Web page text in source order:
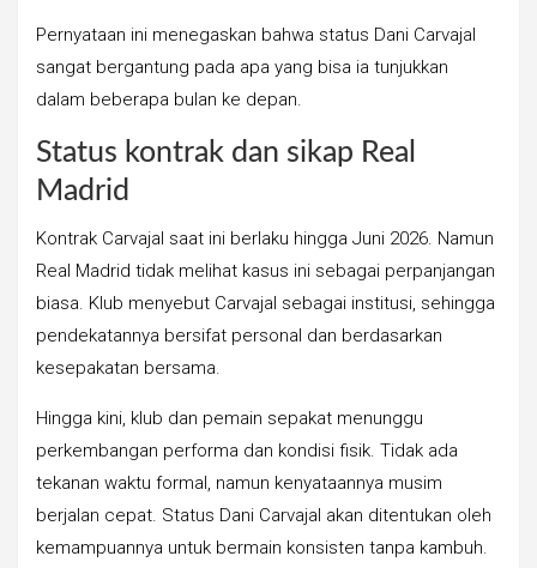
Pernyataan ini menegaskan bahwa status Dani Carvajal
sangat bergantung pada apa yang bisa ia tunjukkan
dalam beberapa bulan ke depan.
Status kontrak dan sikap Real
Madrid
Kontrak Carvajal saat ini berlaku hingga Juni 2026. Namun
Real Madrid tidak melihat kasus ini sebagai perpanjangan
biasa. Klub menyebut Carvajal sebagai institusi, sehingga
pendekatannya bersifat personal dan berdasarkan
kesepakatan bersama.
Hingga kini, klub dan pemain sepakat menunggu
perkembangan performa dan kondisi fisik. Tidak ada
tekanan waktu formal, namun kenyataannya musim
berjalan cepat. Status Dani Carvajal akan ditentukan oleh
kemampuannya untuk bermain konsisten tanpa kambuh.